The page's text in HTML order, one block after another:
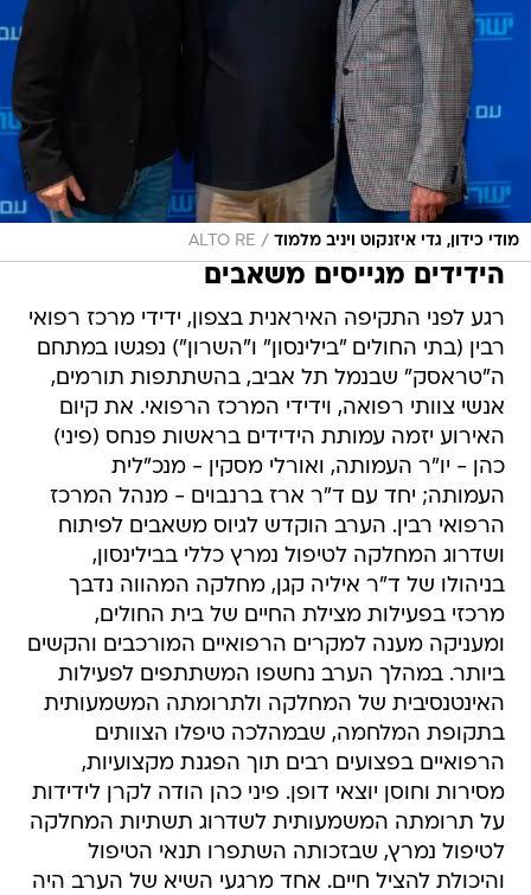
מודי כידון, גדי איזנקוט ויניב מלמוד /
ALTO RE
הידידים מגייסים משאבים
רגע לפני התקיפה האיראנית בצפון, ידידי מרכז רפואי
רבין (בתי החולים "בילינסון" ו"השרון") נפגשו במתחם
ה"טראסק" שבנמל תל אביב, בהשתתפות תורמים,
אנשי צוותי רפואה, וידידי המרכז הרפואי. את קיום
האירוע יזמה עמותת הידידים בראשות פנחס (פיני)
כהן - יו"ר העמותה, ואורלי מסקין - מנכ"לית
העמותה; יחד עם ד"ר ארז ברנבוים - מנהל המרכז
הרפואי רבין. הערב הוקדש לגיוס משאבים לפיתוח
ושדרוג המחלקה לטיפול נמרץ כללי בבילינסון,
בניהולו של ד"ר איליה קגן, מחלקה המהווה נדבך
מרכזי בפעילות מצילת החיים של בית החולים,
ומעניקה מענה למקרים הרפואיים המורכבים והקשים
ביותר. במהלך הערב נחשפו המשתתפים לפעילות
האינטנסיבית של המחלקה ולתרומתה המשמעותית
בתקופת המלחמה, שבמהלכה טיפלו הצוותים
הרפואיים בפצועים רבים תוך הפגנת מקצועיות,
מסירות וחוסן יוצאי דופן. פיני כהן הודה לקרן לידידות
על תרומתה המשמעותית לשדרוג תשתיות המחלקה
לטיפול נמרץ, שבזכותה השתפרו תנאי הטיפול
והיכולת להציל חיים. אחד מרגעי השיא של הערב היה